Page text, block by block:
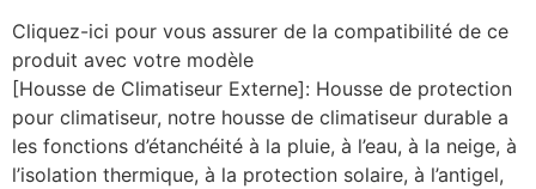
Cliquez-ici pour vous assurer de la compatibilité de ce
produit avec votre modèle
[Housse de Climatiseur Externe]: Housse de protection
pour climatiseur, notre housse de climatiseur durable a
les fonctions d’étanchéité à la pluie, à l’eau, à la neige, à
l’isolation thermique, à la protection solaire, à l’antigel,